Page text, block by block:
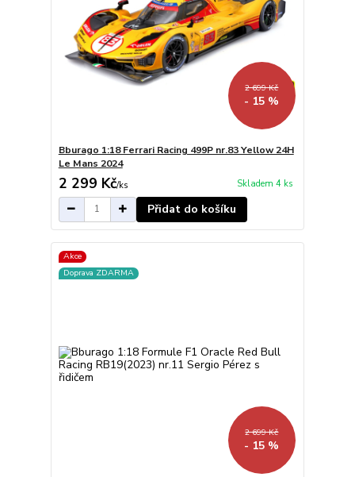
2 699 Kč
- 15 %
Bburago 1:18 Ferrari Racing 499P nr.83 Yellow 24H
Le Mans 2024
2 299 Kč/ks Skladem 4 ks
Přidat do košíku
Akce
Doprava ZDARMA
2 699 Kč
- 15 %